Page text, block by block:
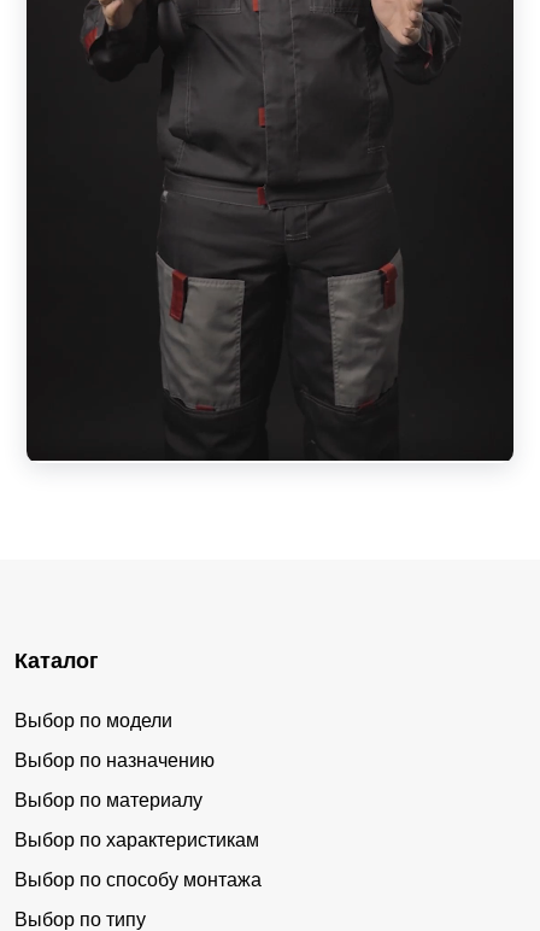
Каталог
Выбор по модели
Выбор по назначению
Выбор по материалу
Выбор по характеристикам
Выбор по способу монтажа
Выбор по типу